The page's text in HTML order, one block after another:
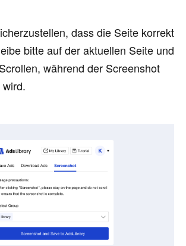
dass die Seite korrekt
bitte auf der aktuellen Seite und
während der Screenshot